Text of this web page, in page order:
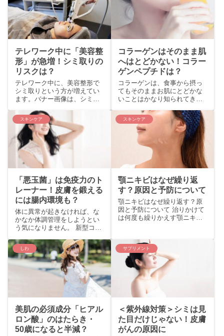
テレワーク中に「美容整
形」が急増！シミ取りの
リスクは？
テレワーク中に、美容整形で
シミ取りという方が増えてい
ます。バナー画像は、シミケ
グ」です。※画像引用：アー
トセルクリニックHP 美容整
形には、施術後のダウン...
コラーゲンはそのまま肌
へはとどかない！コラー
ゲンペプチドは？
コラーゲンは、食事から摂っ
てもそのままお肌にとどかな
いことはかなり知られてきま
ラーゲンが豊富で美容に良い”
と言われることもあります
が、残念ながらその...
スキンケア
「悪玉菌」は免疫力のト
レーナー！皮膚を鍛える
には腸内環境も？
体に異常が起きなければ、な
かなか体調管理をしようとい
う気になりません。 新型コロ
関心が高まっていますが、痛
みや痺れなど具体的な症状が
起きないと、なかなか本...
スキンケア
顎ニキビはなぜ繰り返
す？原因と予防について
顎ニキビはなぜ繰り返す？原
因と予防について 治りかけて
は何度も繰りかえす顎ニキ
がやっかいな存在ですが、そ
の原因を理解してただし...
しわ
美肌の必須成分「ヒアル
ロン酸」のはたらき・
50歳になると半減？
サプリメント
＜紫外線対策＞シミは見
た目だけじゃない！皮膚
がんの原因に